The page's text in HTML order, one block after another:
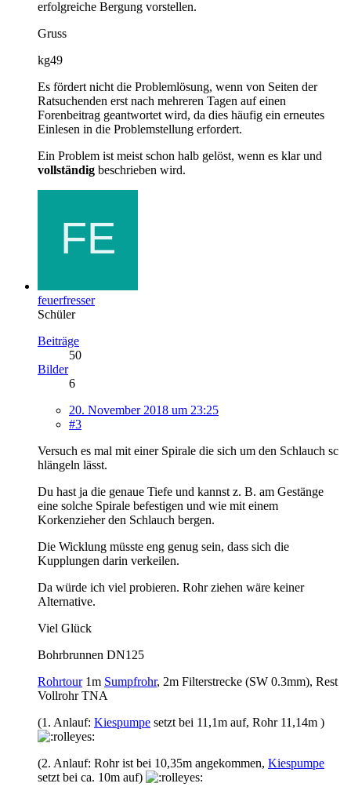
erfolgreiche Bergung vorstellen.
Gruss
kg49
Es fördert nicht die Problemlösung, wenn von Seiten der
Ratsuchenden erst nach mehreren Tagen auf einen
Forenbeitrag geantwortet wird, da dies häufig ein erneutes
Einlesen in die Problemstellung erfordert.
Ein Problem ist meist schon halb gelöst, wenn es klar und
vollständig beschrieben wird.
feuerfresser
Schüler
Beiträge
50
Bilder
6
20. November 2018 um 23:25
#3
Versuch es mal mit einer Spirale die sich um den Schlauch sc
hlängeln lässt.
Du hast ja die genaue Tiefe und kannst z. B. am Gestänge
eine solche Spirale befestigen und wie mit einem
Korkenzieher den Schlauch bergen.
Die Wicklung müsste eng genug sein, dass sich die
Kupplungen darin verkeilen.
Da würde ich viel probieren. Rohr ziehen wäre keiner
Alternative.
Viel Glück
Bohrbrunnen DN125
Rohrtour1m Sumpfrohr, 2m Filterstrecke (SW 0.3mm), Rest
Vollrohr TNA
(1. Anlauf: Kiespumpe setzt bei 11,1m auf, Rohr 11,14m )
(2. Anlauf: Rohr ist bei 10,35m angekommen, Kiespumpe
setzt bei ca. 10m auf)